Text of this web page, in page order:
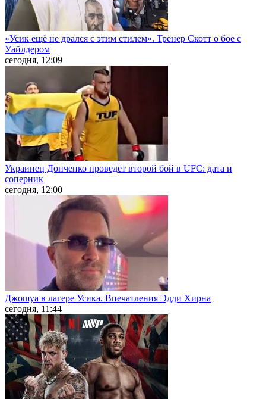
«Усик ещё не дрался с этим стилем». Тренер Скотт о бое с
Уайлдером
сегодня, 12:09
Украинец Донченко проведёт второй бой в UFC: дата и
соперник
сегодня, 12:00
Джошуа в лагере Усика. Впечатления Эдди Хирна
сегодня, 11:44